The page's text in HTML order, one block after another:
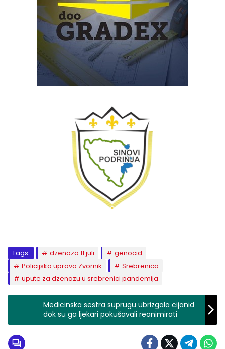
Tags: dzenaza 11.juli
genocid
Policijska uprava Zvornik
Srebrenica
upute za dzenazu u srebrenici pandemija
Medicinska sestra suprugu ubrizgala cijanid
dok su ga ljekari pokušavali reanimirati